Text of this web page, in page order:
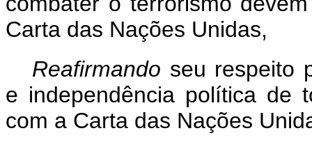
Carta das Nações Unidas,
Reafirmando seu respeito
e independência política de
com a Carta das Nações